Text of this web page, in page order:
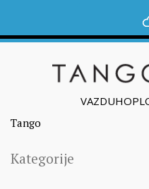
Tango
Kategorije